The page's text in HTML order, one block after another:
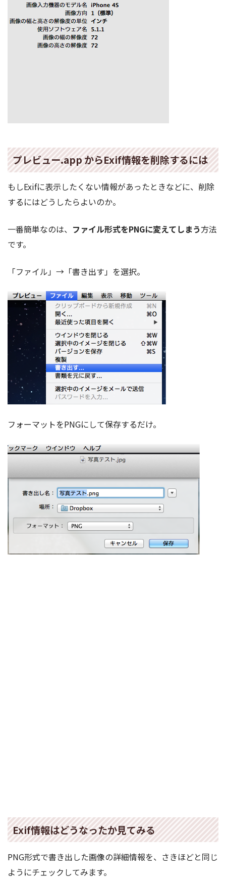
プレビュー.app からExif情報を削除するには
もしExifに表示したくない情報があったときなどに、削除
するにはどうしたらよいのか。
一番簡単なのは、 ファイル形式をPNGに変えてしまう方法
です。
「ファイル」→「書き出す」を選択。
フォーマットをPNGにして保存するだけ。
Exif情報はどうなったか見てみる
PNG形式で書き出した画像の詳細情報を、さきほどと同じ
ようにチェックしてみます。